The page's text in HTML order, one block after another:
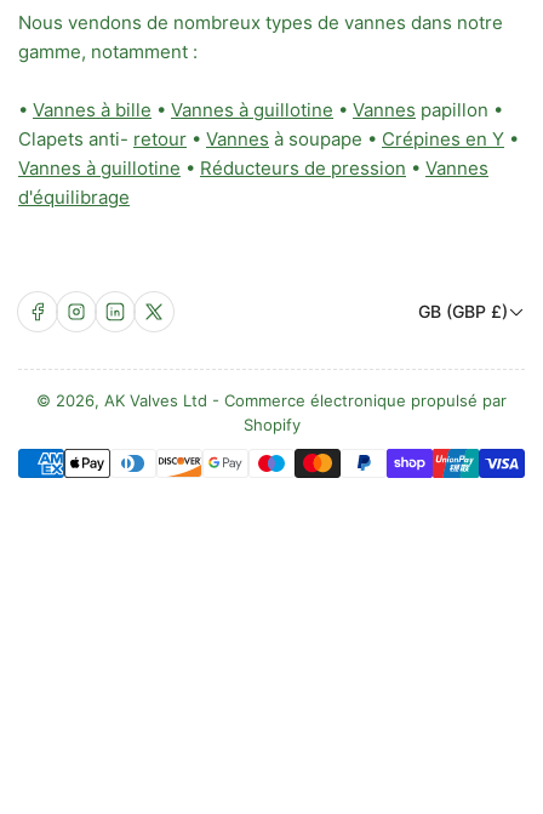
Nous vendons de nombreux types de vannes dans notre
gamme, notamment :
• Vannes à bille • Vannes à guillotine • Vannes papillon •
Clapets anti- retour • Vannes à soupape • Crépines en Y •
Vannes à guillotine • Réducteurs de pression • Vannes
d'équilibrage
Facebook
Instagram
LinkedIn
X
P
y
s
R
GB (GBP £)
© 2026, AK Valves Ltd - Commerce électronique propulsé par
Shopify
Méthodes
de